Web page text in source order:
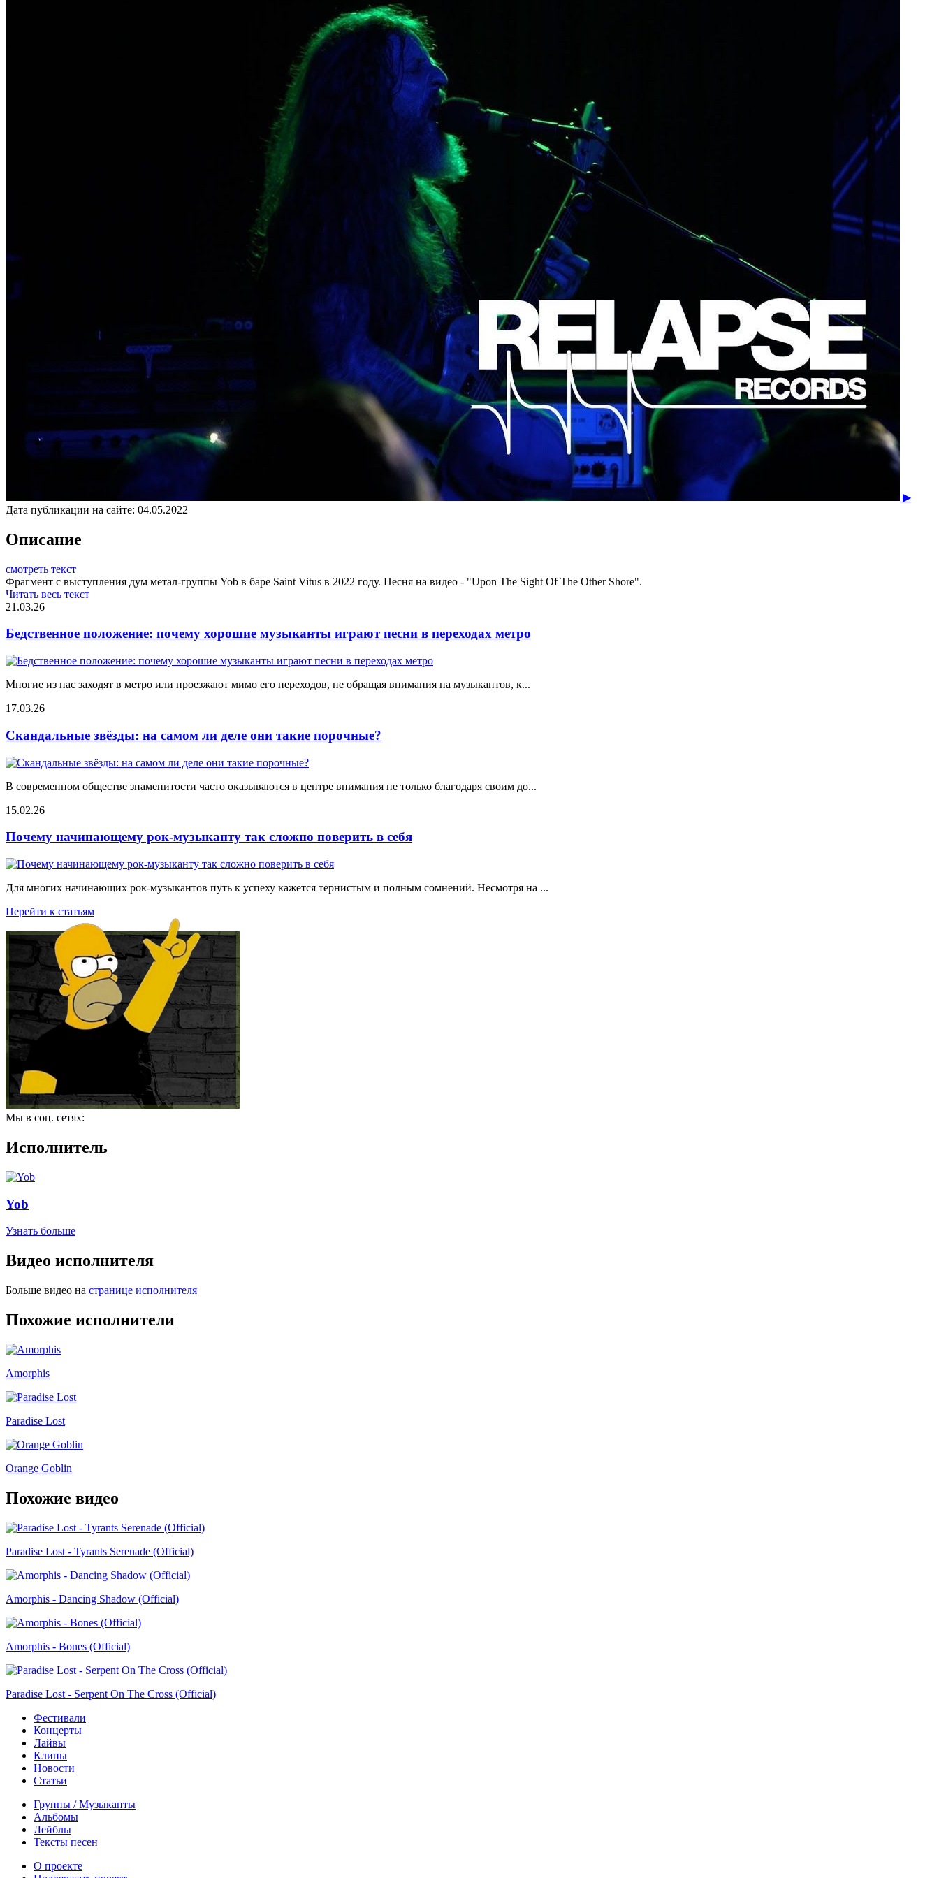
▶
Дата публикации на сайте: 04.05.2022
Описание
смотреть текст
Фрагмент с выступления дум метал-группы Yob в баре Saint Vitus в 2022 году. Песня на видео - "Upon The Sight Of The Other Shore".
Читать весь текст
21.03.26
Бедственное положение: почему хорошие музыканты играют песни в переходах метро
Многие из нас заходят в метро или проезжают мимо его переходов, не обращая внимания на музыкантов, к...
17.03.26
Скандальные звёзды: на самом ли деле они такие порочные?
В современном обществе знаменитости часто оказываются в центре внимания не только благодаря своим до...
15.02.26
Почему начинающему рок-музыканту так сложно поверить в себя
Для многих начинающих рок-музыкантов путь к успеху кажется тернистым и полным сомнений. Несмотря на ...
Перейти к статьям
Мы в соц. сетях:
Исполнитель
Yob
Узнать больше
Видео исполнителя
Больше видео на странице исполнителя
Похожие исполнители
Amorphis
Paradise Lost
Orange Goblin
Похожие видео
Paradise Lost - Tyrants Serenade (Official)
Amorphis - Dancing Shadow (Official)
Amorphis - Bones (Official)
Paradise Lost - Serpent On The Cross (Official)
Фестивали
Концерты
Лайвы
Клипы
Новости
Статьи
Группы / Музыканты
Альбомы
Лейблы
Тексты песен
О проекте